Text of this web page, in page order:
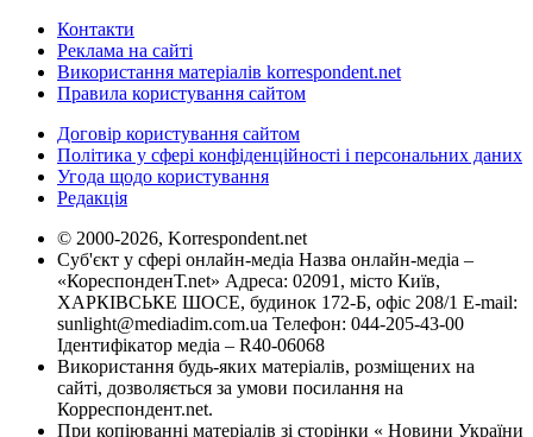
Контакти
Реклама на сайті
Використання матеріалів korrespondent.net
Правила користування сайтом
Договір користування сайтом
Політика у сфері конфіденційності і персональних даних
Угода щодо користування
Редакція
© 2000-2026, Korrespondent.net
Суб'єкт у сфері онлайн-медіа Назва онлайн-медіа –
«КореспонденТ.net» Адреса: 02091, місто Київ,
ХАРКІВСЬКЕ ШОСЕ, будинок 172-Б, офіс 208/1 E-mail:
sunlight@mediadim.com.ua Телефон: 044-205-43-00
Ідентифікатор медіа – R40-06068
Використання будь-яких матеріалів, розміщених на
сайті, дозволяється за умови посилання на
Корреспондент.net.
При копіюванні матеріалів зі сторінки « Новини України